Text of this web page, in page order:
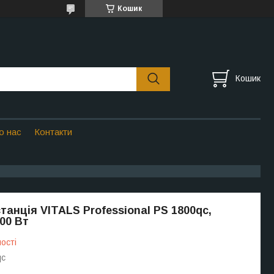
Кошик
Кошик
нас Контакти
VITALS Professional PS 1800qc,
Вт